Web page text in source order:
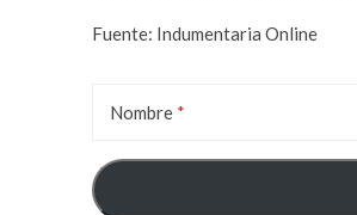
Fuente: Indumentaria Online
Nombre